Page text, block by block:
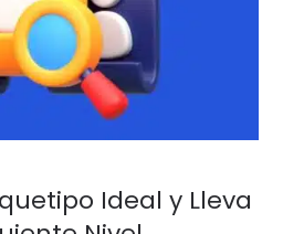
Ideal y Lleva